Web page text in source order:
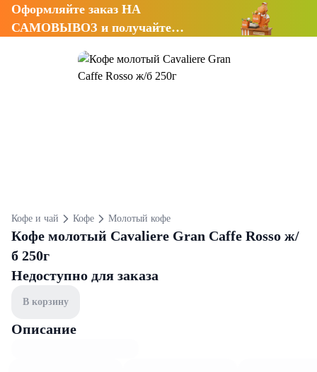
Оформляйте заказ НА
САМОВЫВОЗ и получайте
Кофе и чай Кофе Молотый кофе
Кофе молотый Cavaliere Gran Caffe Rosso ж/
б 250г
Недоступно для заказа
В корзину
Описание